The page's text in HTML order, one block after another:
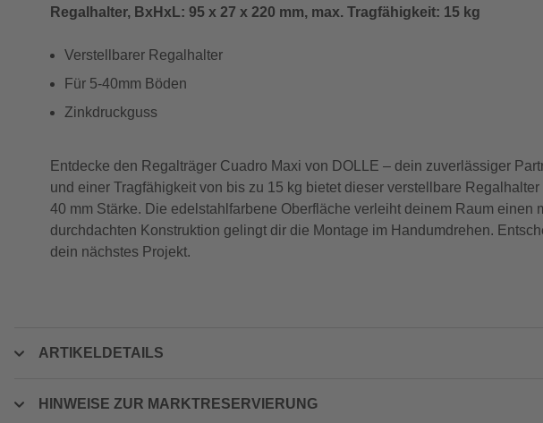
Regalhalter, BxHxL: 95 x 27 x 220 mm, max. Tragfähigkeit: 15 kg
Verstellbarer Regalhalter
Für 5-40mm Böden
Zinkdruckguss
Entdecke den Regalträger Cuadro Maxi von DOLLE – dein zuverlässiger
und einer Tragfähigkeit von bis zu 15 kg bietet dieser verstellbare
40 mm Stärke. Die edelstahlfarbene Oberfläche verleiht deinem Raum
durchdachten Konstruktion gelingt dir die Montage im Handumdrehen.
dein nächstes Projekt.
ARTIKELDETAILS
HINWEISE ZUR MARKTRESERVIERUNG